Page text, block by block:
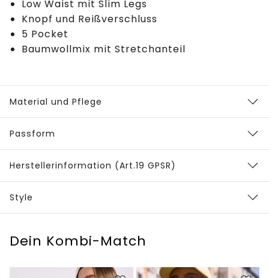
Low Waist mit Slim Legs
Knopf und Reißverschluss
5 Pocket
Baumwollmix mit Stretchanteil
Material und Pflege
Passform
Herstellerinformation (Art.19 GPSR)
Style
Dein Kombi-Match